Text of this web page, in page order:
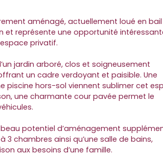
aménagé, actuellement loué en bail
et représente une opportunité
privatif.
jardin arboré, clos et soigneusement
un cadre verdoyant et paisible. Une
piscine hors-sol viennent sublimer cet
une charmante cour pavée permet le
potentiel d’aménagement
3 chambres ainsi qu’une salle de bains,
aux besoins d’une famille.